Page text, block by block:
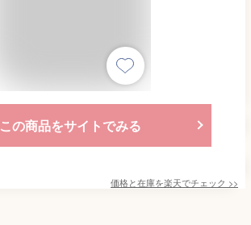
この商品をサイトでみる
価格と在庫を楽天でチェック >>